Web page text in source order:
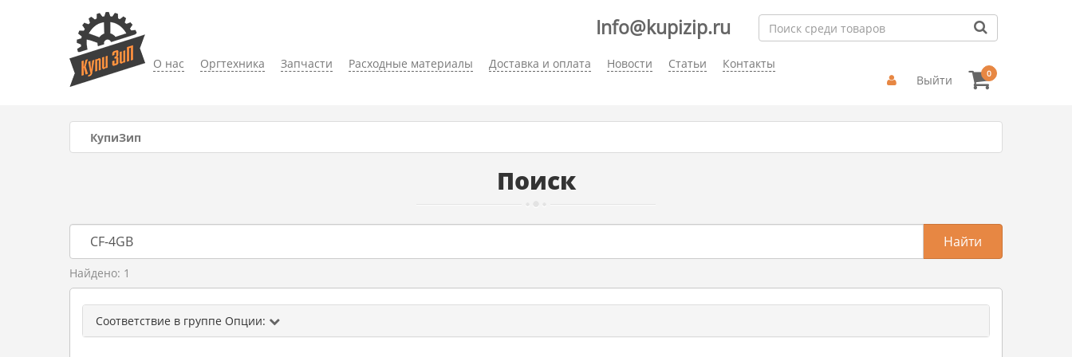
О нас Оргтехника Запчасти Расходные материалы Доставка и оплата Новости Статьи Контакты
Info@kupizip.ru
Выйти 0
КупиЗип
Поиск
Найдено: 1
Соответствие в группе Опции: